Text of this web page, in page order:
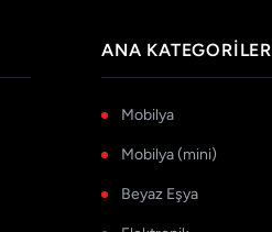
ANA KATEGORILER
Mobilya
Mobilya (mini)
Beyaz Eşya